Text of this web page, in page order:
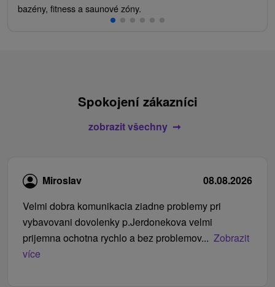
bazény, fitness a saunové zóny.
Spokojení zákazníci
zobrazit všechny
Miroslav
08.08.2026
Velmi dobra komunikacia ziadne problemy pri
vybavovani dovolenky p.Jerdonekova velmi
prijemna ochotna rychlo a bez problemov... Zobrazit
více